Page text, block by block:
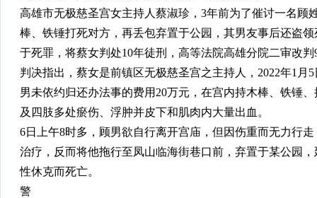
高雄市无极慈圣宫女主持人蔡淑珍，3年前为了催讨一名顾
棒、铁锤打死对方，再丢包弃置于公园，其男友事后还盗
于死罪，将蔡女判处10年徒刑，高等法院高雄分院二审改
判决指出，蔡女是前镇区无极慈圣宫之主持人，2022年1月
男未依约归还办法事的费用20万元，在宫内持木棒、铁锤
及四肢多处瘀伤、浮肿并皮下和肌肉内大量出血。
6日上午8时多，顾男欲自行离开宫庙，但因伤重而无力行
治疗，反而将他拖行至凤山临海街巷口前，弃置于某公园
性休克而死亡。
警